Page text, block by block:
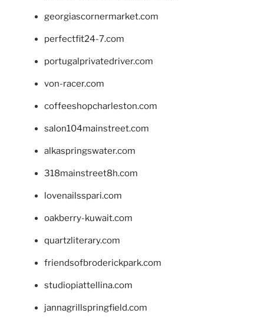
georgiascornermarket.com
perfectfit24-7.com
portugalprivatedriver.com
von-racer.com
coffeeshopcharleston.com
salon104mainstreet.com
alkaspringswater.com
318mainstreet8h.com
lovenailsspari.com
oakberry-kuwait.com
quartzliterary.com
friendsofbroderickpark.com
studiopiattellina.com
jannagrillspringfield.com